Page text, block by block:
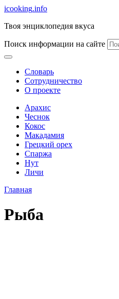
icooking.info
Твоя энциклопедия вкуса
Поиск информации на сайте
Словарь
Сотрудничество
О проекте
Арахис
Чеснок
Кокос
Макадамия
Грецкий орех
Спаржа
Нут
Личи
Главная
Рыба